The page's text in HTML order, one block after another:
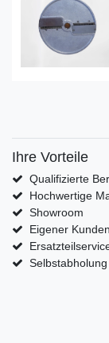
Ihre Vorteile
Qualifizierte
Hochwertige
Showroom
Eigener